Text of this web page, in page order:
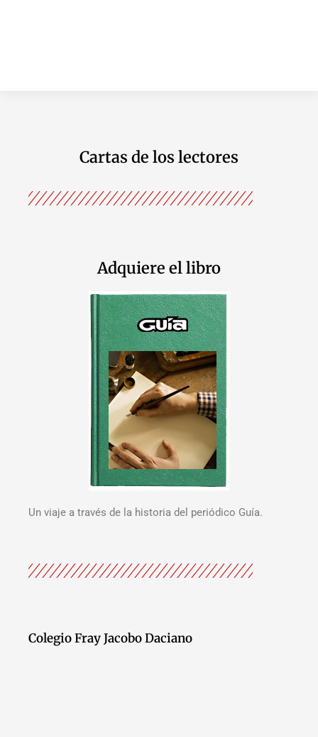
Cartas de los lectores
Adquiere el libro
Un viaje a través de la historia del periódico Guía.
Colegio Fray Jacobo Daciano